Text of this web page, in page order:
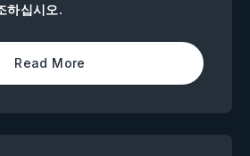
하십시오.
Read More